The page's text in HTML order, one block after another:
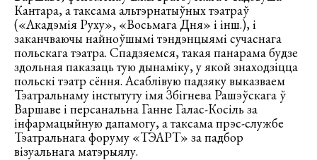
Кантара, а таксама альтэрнатыўных тэатраў
(«Акадэмія Руху», «Восьмага Дня» і інш.), і
заканчваючы найноўшымі тэндэнцыямі сучаснага
польскага тэатра. Спадзяемся, такая панарама будзе
здольная паказаць тую дынаміку, у якой знаходзіцца
польскі тэатр сёння. Асаблівую падзяку выказваем
Тэатральнаму інстытуту імя Збігнева Рашэўскага ў
Варшаве і персанальна Ганне Галас-Косіль за
інфармацыйную дапамогу, а таксама прэс-службе
Тэатральнага форуму «ТЭАРТ» за падбор
візуальнага матэрыялу.